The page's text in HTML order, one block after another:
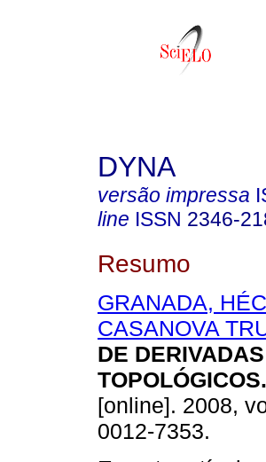
DYNA
versão impressa
line ISSN 2346-
Resumo
GRANADA,
CASANOVA
DE
TOPOLÓGICOS.
[online]. 2008,
0012-7353.